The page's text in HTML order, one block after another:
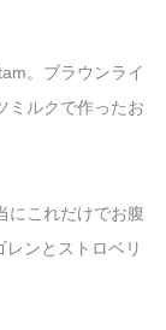
。ブラウンライ
ミルクで作ったお
にこれだけでお腹
ンとストロベリ